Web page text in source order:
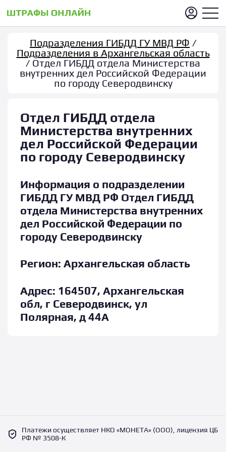
Подразделения ГИБДД ГУ МВД РФ /
Подразделения в Архангельская область
/ Отдел ГИБДД отдела Министерства
внутренних дел Российской Федерации
по городу Северодвинску
Отдел ГИБДД отдела
Министерства внутренних
дел Российской Федерации
по городу Северодвинску
Информация о подразделении
ГИБДД ГУ МВД РФ Отдел ГИБДД
отдела Министерства внутренних
дел Российской Федерации по
городу Северодвинску
Регион: Архангельская область
Адрес: 164507, Архангельская
обл, г Северодвинск, ул
Полярная, д 44А
Платежи осуществляет НКО «МОНЕТА» (ООО), лицензия ЦБ
РФ № 3508-К